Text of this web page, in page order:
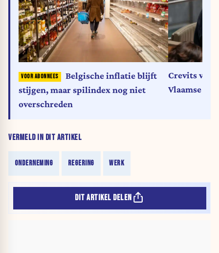
VERMELD IN DIT ARTIKEL
ONDERNEMING REGERING WERK
Belgische inflatie blijft
stijgen, maar spilindex nog niet
overschreden
Crevits wil
Vlaamse
DIT ARTIKEL DELEN